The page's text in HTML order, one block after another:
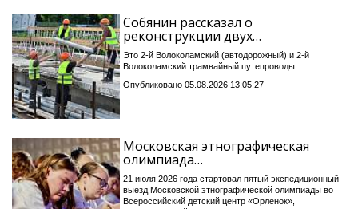
Собянин рассказал о
реконструкции двух…
Это 2-й Волоколамский (автодорожный) и 2-й
Волоколамский трамвайный путепроводы
Опубликовано 05.08.2026 13:05:27
Московская этнографическая
олимпиада…
21 июля 2026 года стартовал пятый экспедиционный
выезд Московской этнографической олимпиады во
Всероссийский детский центр «Орленок»,